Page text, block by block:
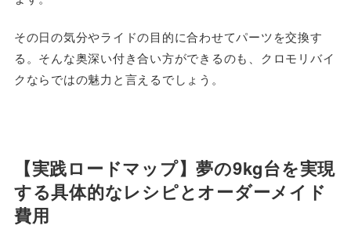
その日の気分やライドの目的に合わせてパーツを交換す
る。そんな奥深い付き合い方ができるのも、クロモリバイ
クならではの魅力と言えるでしょう。
【実践ロードマップ】夢の9kg台を実現
する具体的なレシピとオーダーメイド
費用